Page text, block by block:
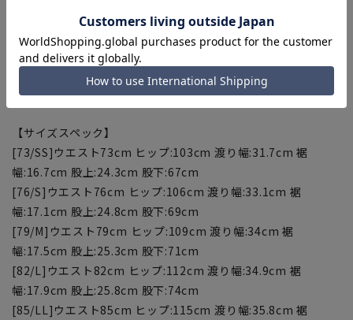
[85/LL]ウエスト:85～88cm
[88/3L]ウエスト:88～91cm
[91/4L]ウエスト:91～94cm
[94/WideM]ウエスト:94～97cm
[97/WideL]ウエスト:97～100cm
【サイズスペック】
[73/SS]ウエスト73cm ヒップ:103cm 渡り幅:31.7cm 裾
幅:16.7cm 股上:24.3cm 股下:67cm
[76/S]ウエスト76cm ヒップ:106cm 渡り幅:33.1cm 裾
幅:17.1cm 股上:24.8cm 股下:69cm
[79/M]ウエスト79cm ヒップ:109cm 渡り幅:34cm 裾
幅:17.5cm 股上:25.3cm 股下:71cm
[82/L]ウエスト82cm ヒップ:112cm 渡り幅:34.9cm 裾
幅:17.9cm 股上:25.8cm 股下:74cm
[85/LL]ウエスト85cm ヒップ:115cm 渡り幅:35.8cm 裾